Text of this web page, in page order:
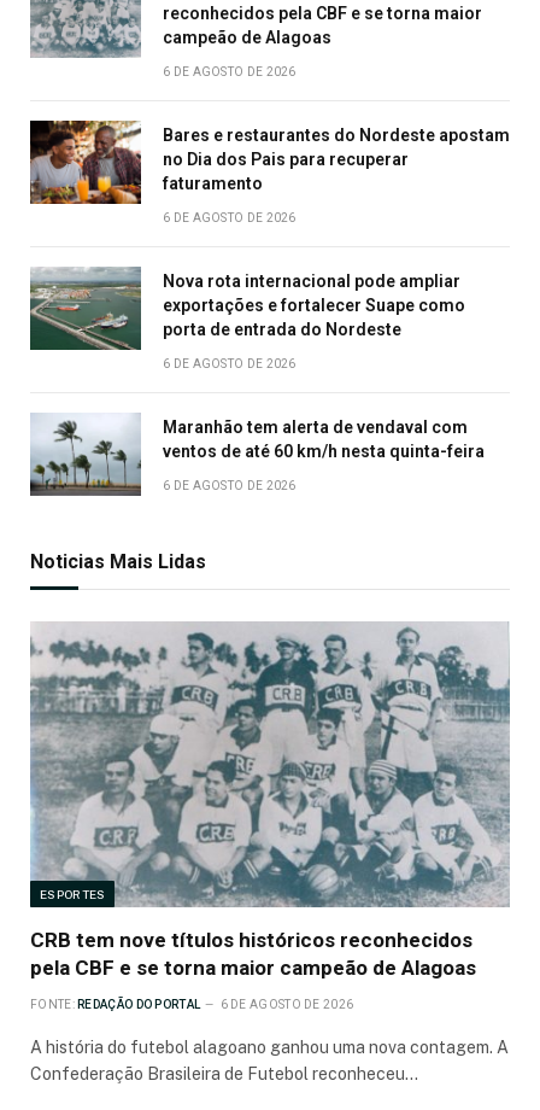
reconhecidos pela CBF e se torna maior
campeão de Alagoas
6 DE AGOSTO DE 2026
Bares e restaurantes do Nordeste apostam
no Dia dos Pais para recuperar
faturamento
6 DE AGOSTO DE 2026
Nova rota internacional pode ampliar
exportações e fortalecer Suape como
porta de entrada do Nordeste
6 DE AGOSTO DE 2026
Maranhão tem alerta de vendaval com
ventos de até 60 km/h nesta quinta-feira
6 DE AGOSTO DE 2026
Noticias Mais Lidas
ESPORTES
CRB tem nove títulos históricos reconhecidos
pela CBF e se torna maior campeão de Alagoas
FONTE: REDAÇÃO DO PORTAL 6 DE AGOSTO DE 2026
A história do futebol alagoano ganhou uma nova contagem. A
Confederação Brasileira de Futebol reconheceu…